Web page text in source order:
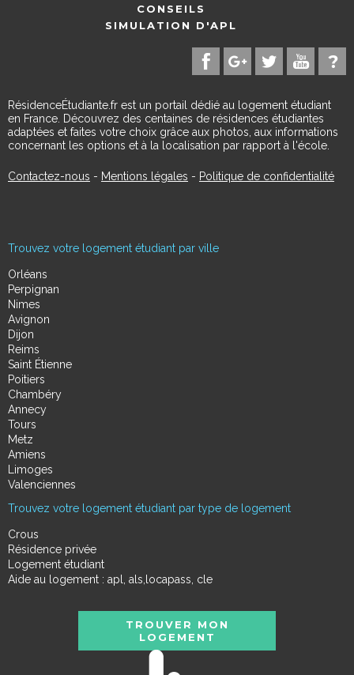
CONSEILS
SIMULATION D'APL
RésidenceÉtudiante.fr est un portail dédié au logement étudiant
en France. Découvrez des centaines de résidences étudiantes
adaptées et faites votre choix grâce aux photos, aux informations
concernant les options et à la localisation par rapport à l'école.
Contactez-nous - Mentions légales - Politique de confidentialité
Trouvez votre logement étudiant par ville
Orléans
Perpignan
Nimes
Avignon
Dijon
Reims
Saint Étienne
Poitiers
Chambéry
Annecy
Tours
Metz
Amiens
Limoges
Valenciennes
Trouvez votre logement étudiant par type de logement
Crous
Résidence privée
Logement étudiant
Aide au logement : apl, als,locapass, cle
TROUVER MON
LOGEMENT